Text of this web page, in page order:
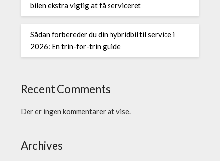
bilen ekstra vigtig at få serviceret
Sådan forbereder du din hybridbil til service i
2026: En trin-for-trin guide
Recent Comments
Der er ingen kommentarer at vise.
Archives